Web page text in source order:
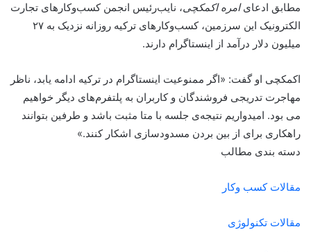
مطابق ادعایامره اکمکچی، نایب‌رئیس انجمن کسب‌و‌کارهای تجارت
الکترونیک این سرزمین، کسب‌و‌کارهای ترکیه روزانه نزدیک به ۲۷
میلیون دلار درآمد از اینستاگرام دارند.
اکمکچی او گفت: «اگر ممنوعیت اینستاگرام در ترکیه ادامه یابد، ناظر
مهاجرت تدریجی فروشندگان و کاربران به پلتفرم‌های دیگر خواهیم
می بود. امیدواریم نتیجه‌ی جلسه با متا مثبت باشد و طرفین بتوانند
راهکاری برای از بین بردن مسدودسازی اشکار کنند.»
دسته بندی مطالب
مقالات کسب وکار
مقالات تکنولوژی